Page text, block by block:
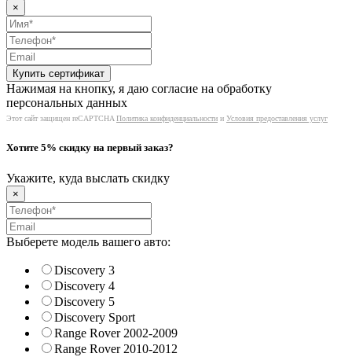
×
Нажимая на кнопку, я даю согласие на обработку
персональных данных
Этот сайт защищен reCAPTCHA Политика конфиденциальности и Условия предоставления услуг
Хотите 5% скидку на первый заказ?
Укажите, куда выслать скидку
×
Выберете модель вашего авто:
Discovery 3
Discovery 4
Discovery 5
Discovery Sport
Range Rover 2002-2009
Range Rover 2010-2012